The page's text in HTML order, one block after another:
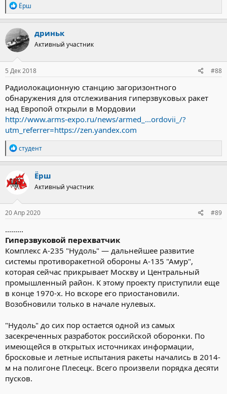
Р
е
а
к
ц
и
и
:
Ёрш
дриньк
Активный участник
5 Дек 2018 #88
Радиолокационную станцию загоризонтного
обнаружения для отслеживания гиперзвуковых ракет
над Европой открыли в Мордовии
http://www.arms-expo.ru/news/armed_...ordovii_/?
utm_referrer=https://zen.yandex.com
Р
е
а
к
ц
и
:
студент
Ёрш
Активный участник
20 Апр 2020 #89
.........
Гиперзвуковой перехватчик
Комплекс А-235 "Нудоль" — дальнейшее развитие
системы противоракетной обороны А-135 "Амур",
которая сейчас прикрывает Москву и Центральный
промышленный район. К этому проекту приступили еще
в конце 1970-х. Но вскоре его приостановили.
Возобновили только в начале нулевых.
"Нудоль" до сих пор остается одной из самых
засекреченных разработок российской оборонки. По
имеющейся в открытых источниках информации,
бросковые и летные испытания ракеты начались в 2014-
м на полигоне Плесецк. Всего произвели порядка десяти
пусков.